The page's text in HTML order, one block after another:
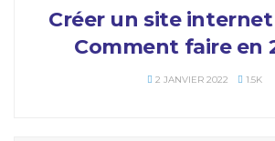
Créer un site
Comment faire en
2 JANVIER 2022 1.5K